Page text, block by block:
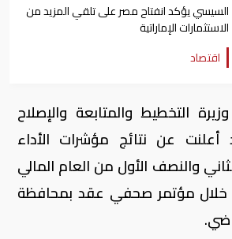
السيسي يؤكد انفتاح مصر على تلقي المزيد من
الاستثمارات الإماراتية
اقتصاد
التخطيط والمتابعة والإصلاح
أعلنت عن نتائج مؤشرات الأداء
والنصف الأول من العام المالي
الحالي 017/2018 خلال مؤتمر صحفي عقد بمحافظة